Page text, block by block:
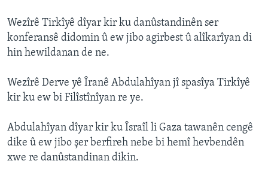
Wezîrê Tirkîyê dîyar kir ku danûstandinên ser
konferansê didomin û ew jibo agirbest û alîkarîyan di
hin hewildanan de ne.
Wezîrê Derve yê Îranê Abdulahîyan jî spasîya Tirkîyê
kir ku ew bi Filîstînîyan re ye.
Abdulahîyan dîyar kir ku Îsraîl li Gaza tawanên cengê
dike û ew jibo şer berfireh nebe bi hemî hevbendên
xwe re danûstandinan dikin.